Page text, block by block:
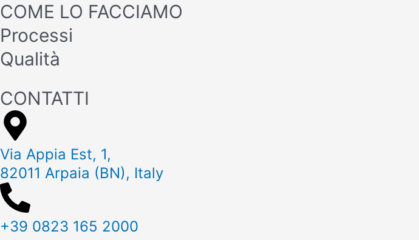
COME LO FACCIAMO
Processi
Qualità
CONTATTI
Via Appia Est, 1,
82011 Arpaia (BN), Italy
+39 0823 165 2000